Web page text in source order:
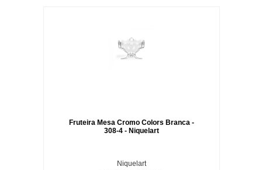
Fruteira Mesa Cromo Colors Branca -
308-4 - Niquelart
Niquelart